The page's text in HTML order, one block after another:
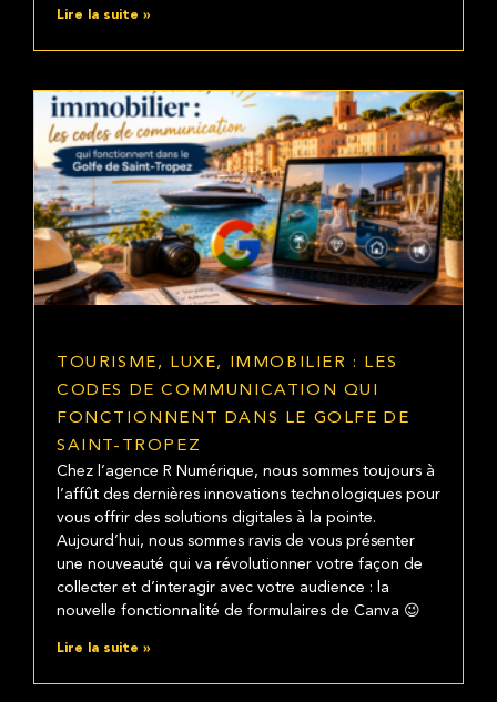
Lire la suite »
TOURISME, LUXE, IMMOBILIER : LES
CODES DE COMMUNICATION QUI
FONCTIONNENT DANS LE GOLFE DE
SAINT-TROPEZ
Chez l’agence R Numérique, nous sommes toujours à
l’affût des dernières innovations technologiques pour
vous offrir des solutions digitales à la pointe.
Aujourd’hui, nous sommes ravis de vous présenter
une nouveauté qui va révolutionner votre façon de
collecter et d’interagir avec votre audience : la
nouvelle fonctionnalité de formulaires de Canva 😉
Lire la suite »